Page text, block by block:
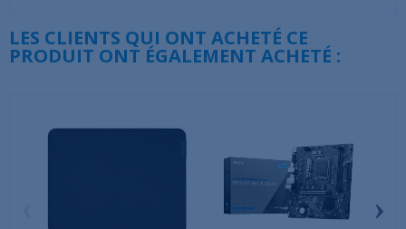
LES CLIENTS QUI ONT ACHETÉ CE
PRODUIT ONT ÉGALEMENT ACHETÉ :
›